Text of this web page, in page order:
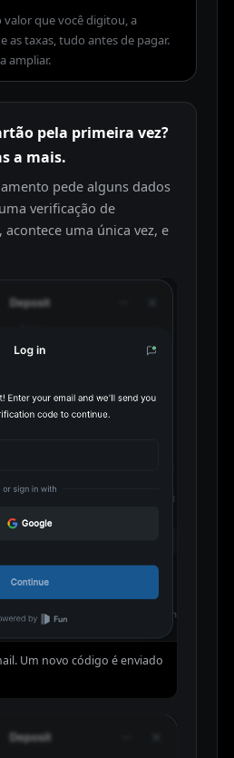
valor que você digitou, a
as taxas, tudo antes de pagar.
pela primeira vez?
a mais.
pede alguns dados
verificação de
uma única vez, e
Um novo código é enviado